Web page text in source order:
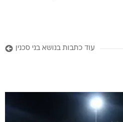
עוד כתבות בנושא בני סכנין